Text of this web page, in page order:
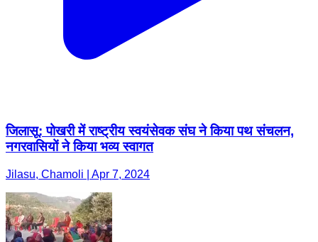
जिलासू: पोखरी में राष्ट्रीय स्वयंसेवक संघ ने किया पथ संचलन,
नगरवासियों ने किया भव्य स्वागत
Jilasu, Chamoli | Apr 7, 2024